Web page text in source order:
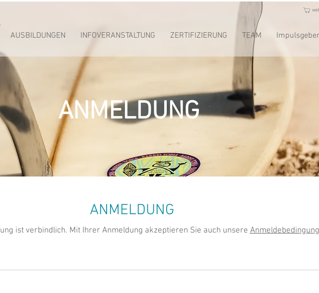
AUSBILDUNGEN INFOVERANSTALTUNG ZERTIFIZIERUNG TEAM
ANMELDUNG
ANMELDUNG
ist verbindlich. Mit Ihrer Anmeldung akzeptieren Sie auch unsere